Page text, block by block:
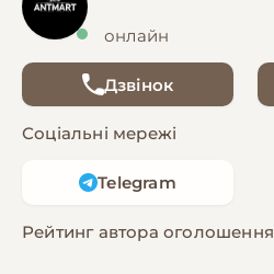
онлайн
Дзвінок
Соціальні мережі
Telegram
Рейтинг автора оголошення